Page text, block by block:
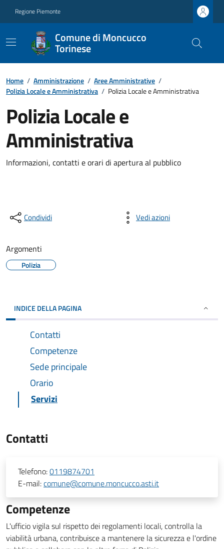
Regione Piemonte
Comune di Moncucco
Torinese
Home / Amministrazione / Aree Amministrative /
Polizia Locale e Amministrativa / Polizia Locale e Amministrativa
Polizia Locale e
Amministrativa
Informazioni, contatti e orari di apertura al pubblico
Condividi Vedi azioni
Argomenti
Polizia
INDICE DELLA PAGINA
Contatti
Competenze
Sede principale
Orario
Servizi
Contatti
Telefono:0119874701
E-mail:comune@comune.moncucco.asti.it
Competenze
L'ufficio vigila sul rispetto dei regolamenti locali, controlla la
viabilità urbana, contribuisce a mantenere la sicurezza e l'ordine